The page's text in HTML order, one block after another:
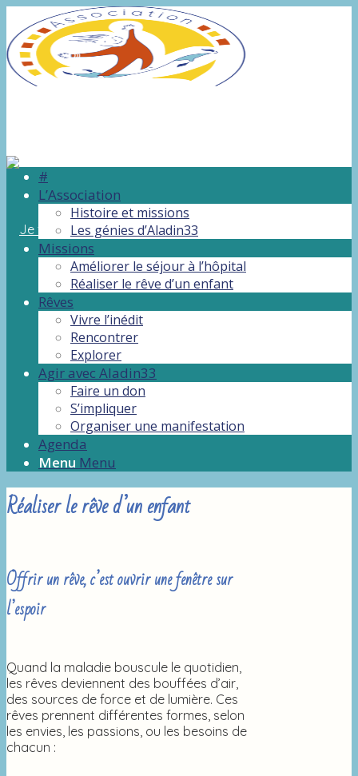
#
L’Association
Histoire et missions
Les génies d’Aladin33
Missions
Améliorer le séjour à l’hôpital
Réaliser le rêve d’un enfant
Rêves
Vivre l’inédit
Rencontrer
Explorer
Agir avec Aladin33
Faire un don
S’impliquer
Organiser une manifestation
Agenda
Menu Menu
Réaliser le rêve d’un enfant
Offrir un rêve, c’est ouvrir une fenêtre sur
l’espoir
Quand la maladie bouscule le quotidien,
les rêves deviennent des bouffées d’air,
des sources de force et de lumière. Ces
rêves prennent différentes formes, selon
les envies, les passions, ou les besoins de
chacun :